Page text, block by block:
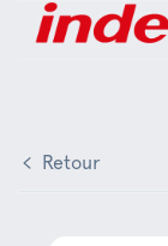
Retour